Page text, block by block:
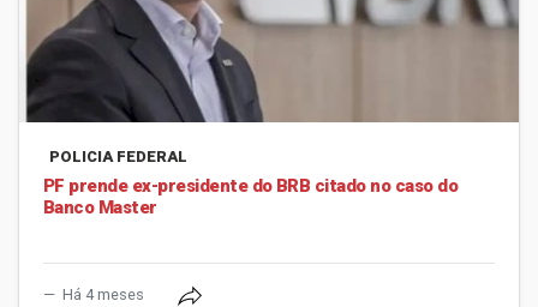
POLICIA FEDERAL
PF prende ex-presidente do BRB citado no caso do
Banco Master
Há 4 meses